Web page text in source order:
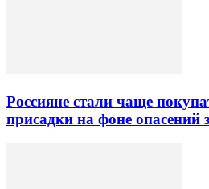
Россияне стали чаще
присадки на фоне опасений